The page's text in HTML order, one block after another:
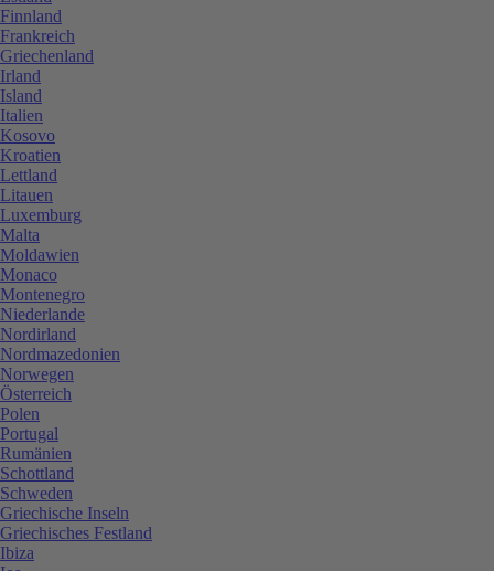
Finnland
Frankreich
Griechenland
Irland
Island
Italien
Kosovo
Kroatien
Lettland
Litauen
Luxemburg
Malta
Moldawien
Monaco
Montenegro
Niederlande
Nordirland
Nordmazedonien
Norwegen
Österreich
Polen
Portugal
Rumänien
Schottland
Schweden
Griechische Inseln
Griechisches Festland
Ibiza